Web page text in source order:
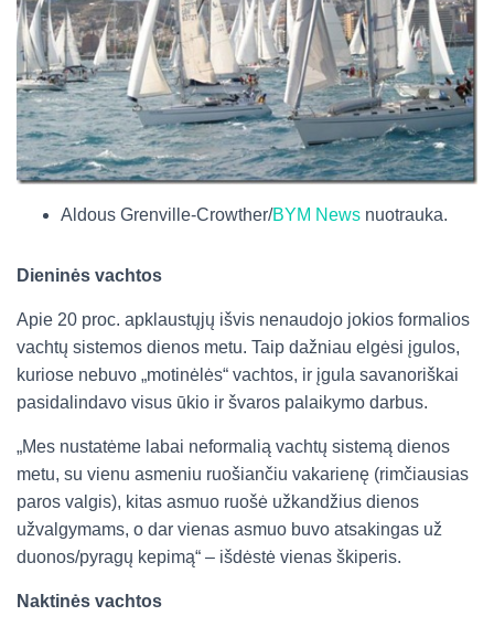
Aldous Grenville-Crowther/BYM News nuotrauka.
Dieninės vachtos
Apie 20 proc. apklaustųjų išvis nenaudojo jokios formalios
vachtų sistemos dienos metu. Taip dažniau elgėsi įgulos,
kuriose nebuvo „motinėlės“ vachtos, ir įgula savanoriškai
pasidalindavo visus ūkio ir švaros palaikymo darbus.
„Mes nustatėme labai neformalią vachtų sistemą dienos
metu, su vienu asmeniu ruošiančiu vakarienę (rimčiausias
paros valgis), kitas asmuo ruošė užkandžius dienos
užvalgymams, o dar vienas asmuo buvo atsakingas už
duonos/pyragų kepimą“ – išdėstė vienas škiperis.
Naktinės vachtos